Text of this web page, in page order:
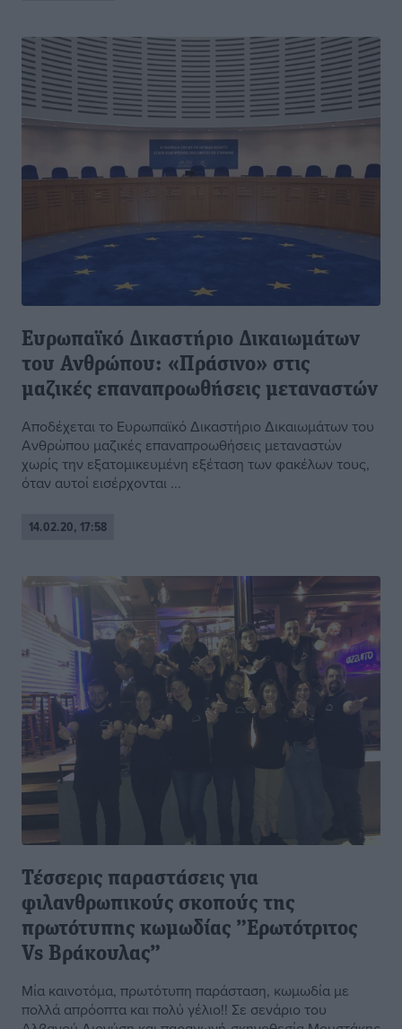
Ευρωπαϊκό Δικαστήριο Δικαιωμάτων
του Ανθρώπου: «Πράσινο» στις
μαζικές επαναπροωθήσεις μεταναστών
Αποδέχεται το Ευρωπαϊκό Δικαστήριο Δικαιωμάτων του
Ανθρώπου μαζικές επαναπροωθήσεις μεταναστών
χωρίς την εξατομικευμένη εξέταση των φακέλων τους,
όταν αυτοί εισέρχονται ...
14.02.20, 17:58
Τέσσερις παραστάσεις για
φιλανθρωπικούς σκοπούς της
πρωτότυπης κωμωδίας ”Ερωτότριτος
Vs Βράκουλας”
Μία καινοτόμα, πρωτότυπη παράσταση, κωμωδία με
πολλά απρόοπτα και πολύ γέλιο!! Σε σενάριο του